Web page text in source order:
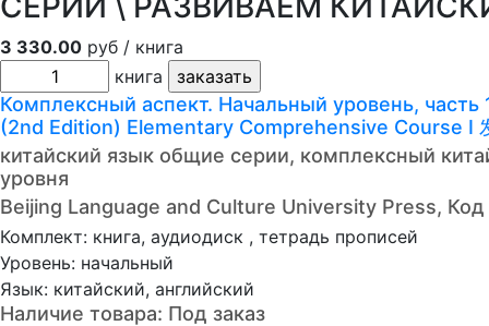
3 330.00 руб / книга
книга
Комплексный аспект. Начальный уровень,
(2nd Edition) Elementary Comprehensive Course I
китайский язык общие серии, комплексный
уровня
Beijing Language and Culture University Press, Код
Комплект: книга, аудиодиск , тетрадь прописей
Уровень: начальный
Язык: китайский, английский
Наличие товара: Под заказ